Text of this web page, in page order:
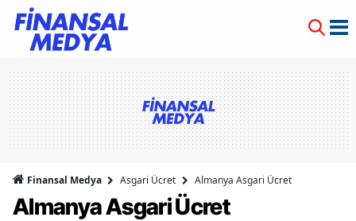
Finansal Medya Asgari Ücret Almanya Asgari Ücret
Almanya Asgari Ücret